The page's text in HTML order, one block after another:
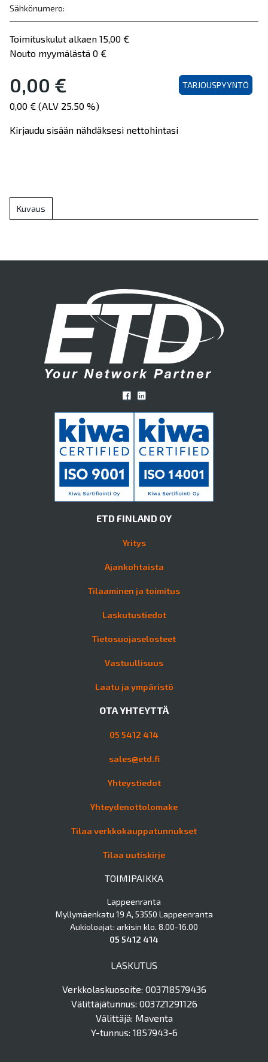
Sähkönumero:
Toimituskulut alkaen 15,00 €
Nouto myymälästä 0 €
0,00 € TARJOUSPYYNTÖ
0,00 € (ALV 25.50 %)
Kirjaudu sisään nähdäksesi nettohintasi
Kuvaus
ETD FINLAND OY
Yritys
Ajankohtaista
Tilaaminen ja toimitus
Laskutustiedot
Tietosuojaselosteet
Vastuullisuus
Laatu ja ympäristö
OTA YHTEYTTÄ
05 5412 414
sales@etd.fi
Yhteystiedot
Yhteydenottolomake
Tilaa verkkokauppatunnukset
Tilaa uutiskirje
TOIMIPAIKKA
Lappeenranta
Myllymäenkatu 19 A, 53550 Lappeenranta
Aukioloajat: arkisin klo. 8.00-16.00
05 5412 414
LASKUTUS
Verkkolaskuosoite: 003718579436
Välittäjätunnus: 003721291126
Välittäjä: Maventa
Y-tunnus: 1857943-6